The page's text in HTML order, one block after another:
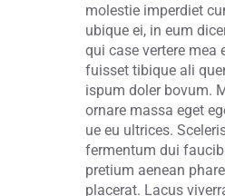
molestie imperdiet
ubique ei, in eum
qui case vertere mea
fuisset tibique ali
ispum doler bovum.
ornare massa eget
ue eu ultrices.
fermentum dui
pretium aenean
placerat. Lacus